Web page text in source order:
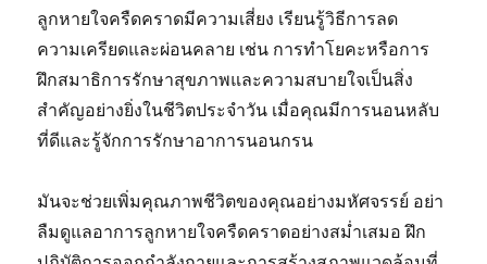
ลูกหายใจครืดคราดมีความเสี่ยง เรียนรู้วิธีการลด
ความเครียดและผ่อนคลาย เช่น การทำโยคะหรือการ
ฝึกสมาธิการรักษาสุขภาพและความสบายใจเป็นสิ่ง
สำคัญอย่างยิ่งในชีวิตประจำวัน เมื่อคุณมีการนอนหลับ
ที่ดีและรู้จักการรักษาอาการนอนกรน
มันจะช่วยเพิ่มคุณภาพชีวิตของคุณอย่างมหัศจรรย์ อย่า
ลืมดูแลอาการลูกหายใจครืดคราดอย่างสม่ำเสมอ ฝึก